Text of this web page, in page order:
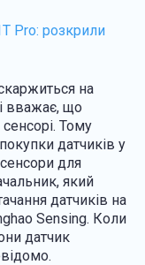
Pro: розкрили
на
вважає, що
Тому
датчиків у
для
який
датчиків на
Sensing. Коли
датчик